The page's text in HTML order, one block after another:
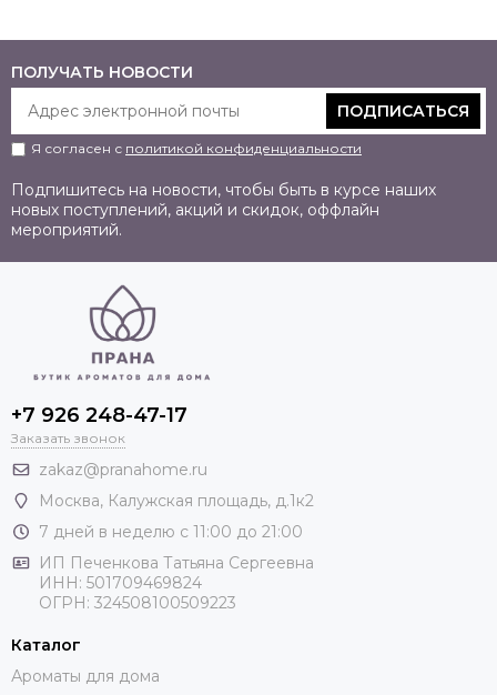
ПОЛУЧАТЬ НОВОСТИ
ПОДПИСАТЬСЯ
Я согласен с политикой конфиденциальности
Подпишитесь на новости, чтобы быть в курсе наших
новых поступлений, акций и скидок, оффлайн
мероприятий.
+7 926 248-47-17
Заказать звонок
zakaz@pranahome.ru
Москва, Калужская площадь, д.1к2
7 дней в неделю с 11:00 до 21:00
ИП Печенкова Татьяна Сергеевна
ИНН: 501709469824
ОГРН: 324508100509223
Каталог
Ароматы для дома